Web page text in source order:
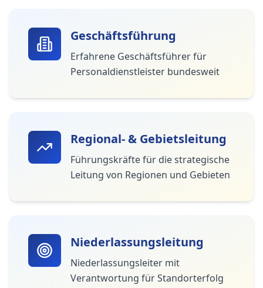
Geschäftsführung
Erfahrene Geschäftsführer für
Personaldienstleister bundesweit
Regional- & Gebietsleitung
Führungskräfte für die strategische
Leitung von Regionen und Gebieten
Niederlassungsleitung
Niederlassungsleiter mit
Verantwortung für Standorterfolg